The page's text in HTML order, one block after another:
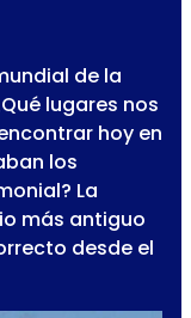
de la
lugares nos
hoy en
los
La
más antiguo
desde el